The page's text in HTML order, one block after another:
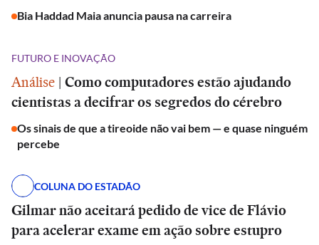
Bia Haddad Maia anuncia pausa na carreira
FUTURO E INOVAÇÃO
Análise | Como computadores estão ajudando
cientistas a decifrar os segredos do cérebro
Os sinais de que a tireoide não vai bem — e quase ninguém
percebe
COLUNA DO ESTADÃO
Gilmar não aceitará pedido de vice de Flávio
para acelerar exame em ação sobre estupro